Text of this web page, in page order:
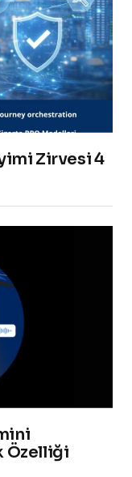
Zirvesi 4
Özelliği